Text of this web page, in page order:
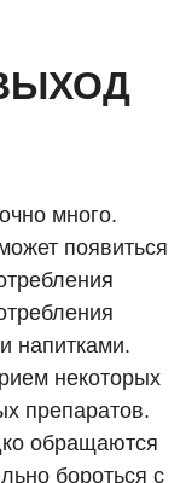
много.
появиться
напитками.
некоторых
препаратов.
обращаются
бороться с